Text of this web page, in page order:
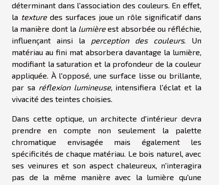
déterminant dans l'association des couleurs. En effet,
la texturedes surfaces joue un rôle significatif dans
la manière dont la lumièreest absorbée ou réfléchie,
influençant ainsi la perception des couleurs. Un
matériau au fini mat absorbera davantage la lumière,
modifiant la saturation et la profondeur de la couleur
appliquée. À l'opposé, une surface lisse ou brillante,
par sa réflexion lumineuse, intensifiera l'éclat et la
vivacité des teintes choisies.
Dans cette optique, un architecte d'intérieur devra
prendre en compte non seulement la palette
chromatique envisagée mais également les
spécificités de chaque matériau. Le bois naturel, avec
ses veinures et son aspect chaleureux, n'interagira
pas de la même manière avec la lumière qu'une